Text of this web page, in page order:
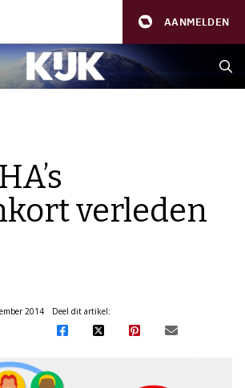
AANMELDEN
verleden
2014
Deel dit artikel: